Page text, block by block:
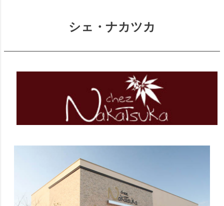
シェ・ナカツカ